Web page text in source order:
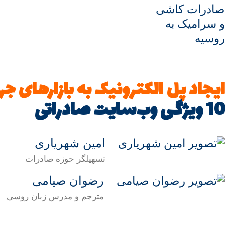
ایجاد پل الکترونیک به بازارهای
10 ویژگی‌ وب‌سایت صادراتی
امین شهریاری
تسهیلگر حوزه صادرات
رضوان صیامی
مترجم و مدرس زبان روسی